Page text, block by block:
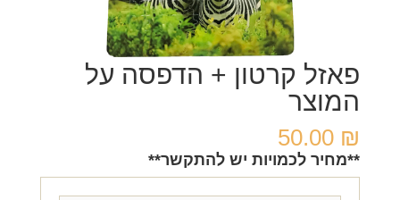
פאזל קרטון + הדפסה על
המוצר
50.00 ₪
**מחיר לכמויות יש להתקשר**